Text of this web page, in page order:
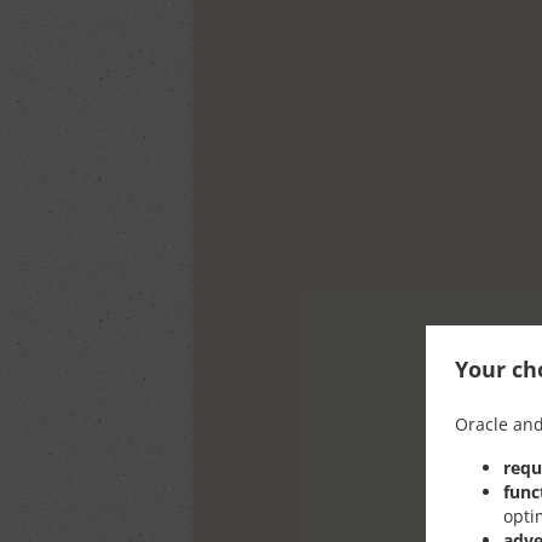
Your
Oracle